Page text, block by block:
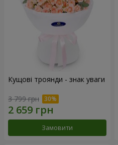
Кущові троянди - знак уваги
3 799 грн
Замовити